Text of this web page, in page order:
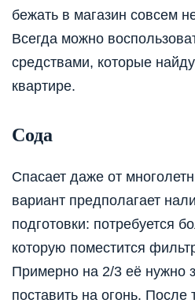
бежать в магазин совсем
Всегда можно
средствами, которые
квартире.
Сода
Спасает даже от
вариант предполагает
подготовки: потребуется
которую поместится
Примерно на 2/3 её нужно
поставить на огонь. После